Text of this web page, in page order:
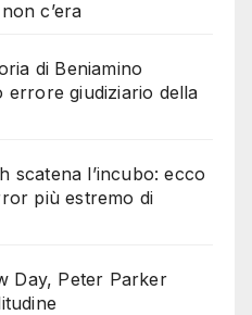
c’era
di Beniamino
errore giudiziario della
scatena l’incubo: ecco
più estremo di
Day, Peter Parker